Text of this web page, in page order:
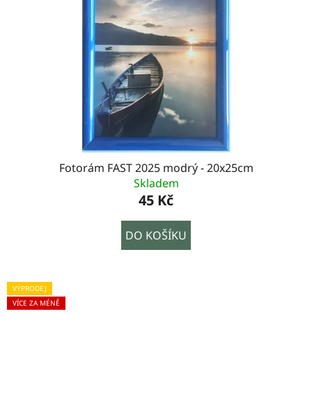
Fotorám FAST 2025 modrý - 20x25cm
Skladem
45 Kč
DO KOŠÍKU
VÝPRODEJ
VÍCE ZA MÉNĚ